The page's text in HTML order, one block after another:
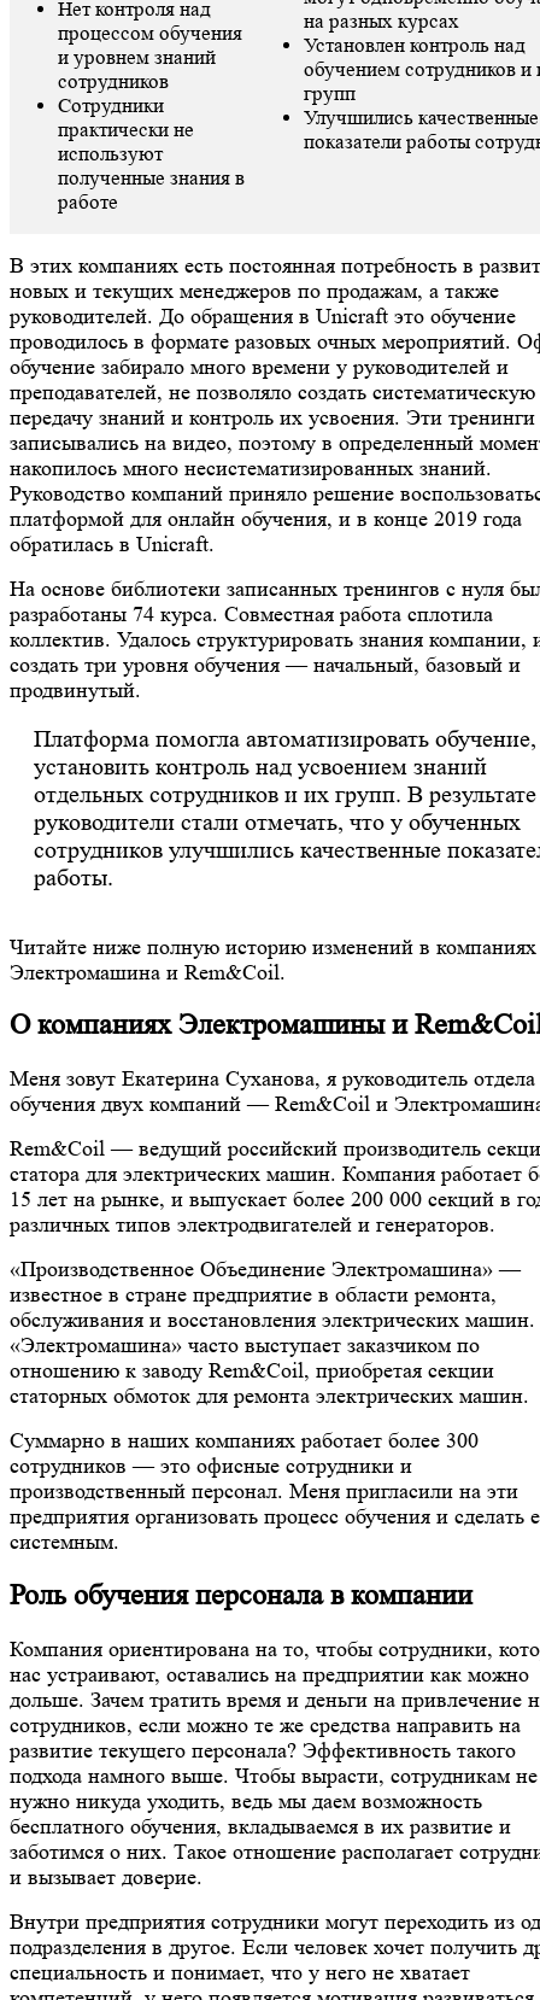
Нет контроля над
процессом обучения
и уровнем знаний
сотрудников
Сотрудники
практически не
используют
полученные знания в
работе
на разных курсах
Установлен контроль над
обучением сотрудников и
групп
Улучшились качественные
показатели работы
В этих компаниях есть постоянная потребность в
новых и текущих менеджеров по продажам, а также
руководителей. До обращения в Unicraft это обучение
проводилось в формате разовых очных мероприятий.
обучение забирало много времени у руководителей и
преподавателей, не позволяло создать систематическую
передачу знаний и контроль их усвоения. Эти тренинги
записывались на видео, поэтому в определенный
накопилось много несистематизированных знаний.
Руководство компаний приняло решение
платформой для онлайн обучения, и в конце 2019 года
обратилась в Unicraft.
На основе библиотеки записанных тренингов с нуля
разработаны 74 курса. Совместная работа сплотила
коллектив. Удалось структурировать знания компании,
создать три уровня обучения — начальный, базовый и
продвинутый.
Платформа помогла автоматизировать обучение,
установить контроль над усвоением знаний
отдельных сотрудников и их групп. В результате
руководители стали отмечать, что у обученных
сотрудников улучшились качественные
работы.
Читайте ниже полную историю изменений в компаниях
Электромашина и Rem&Coil.
О компаниях Электромашины и
Меня зовут Екатерина Суханова, я руководитель отдела
обучения двух компаний — Rem&Coil и
Rem&Coil — ведущий российский производитель
статора для электрических машин. Компания работает
15 лет на рынке, и выпускает более 200 000 секций в
различных типов электродвигателей и генераторов.
«Производственное Объединение Электромашина» —
известное в стране предприятие в области ремонта,
обслуживания и восстановления электрических машин.
«Электромашина» часто выступает заказчиком по
отношению к заводу Rem&Coil, приобретая секции
статорных обмоток для ремонта электрических машин.
Суммарно в наших компаниях работает более 300
сотрудников — это офисные сотрудники и
производственный персонал. Меня пригласили на эти
предприятия организовать процесс обучения и сделать
системным.
Роль обучения персонала в компании
Компания ориентирована на то, чтобы сотрудники,
нас устраивают, оставались на предприятии как можно
дольше. Зачем тратить время и деньги на привлечение
сотрудников, если можно те же средства направить на
развитие текущего персонала? Эффективность такого
подхода намного выше. Чтобы вырасти, сотрудникам не
нужно никуда уходить, ведь мы даем возможность
бесплатного обучения, вкладываемся в их развитие и
заботимся о них. Такое отношение располагает
и вызывает доверие.
Внутри предприятия сотрудники могут переходить из
подразделения в другое. Если человек хочет получить
специальность и понимает, что у него не хватает